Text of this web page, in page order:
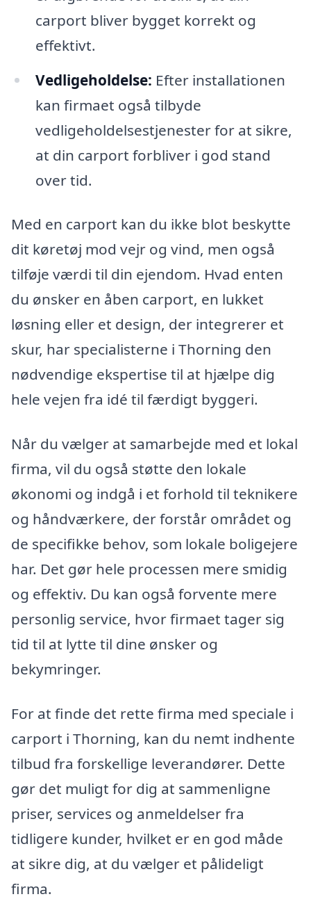
carport bliver bygget korrekt og
effektivt.
Vedligeholdelse: Efter installationen
kan firmaet også tilbyde
vedligeholdelsestjenester for at sikre,
at din carport forbliver i god stand
over tid.
Med en carport kan du ikke blot beskytte
dit køretøj mod vejr og vind, men også
tilføje værdi til din ejendom. Hvad enten
du ønsker en åben carport, en lukket
løsning eller et design, der integrerer et
skur, har specialisterne i Thorning den
nødvendige ekspertise til at hjælpe dig
hele vejen fra idé til færdigt byggeri.
Når du vælger at samarbejde med et lokal
firma, vil du også støtte den lokale
økonomi og indgå i et forhold til teknikere
og håndværkere, der forstår området og
de specifikke behov, som lokale boligejere
har. Det gør hele processen mere smidig
og effektiv. Du kan også forvente mere
personlig service, hvor firmaet tager sig
tid til at lytte til dine ønsker og
bekymringer.
For at finde det rette firma med speciale i
carport i Thorning, kan du nemt indhente
tilbud fra forskellige leverandører. Dette
gør det muligt for dig at sammenligne
priser, services og anmeldelser fra
tidligere kunder, hvilket er en god måde
at sikre dig, at du vælger et pålideligt
firma.